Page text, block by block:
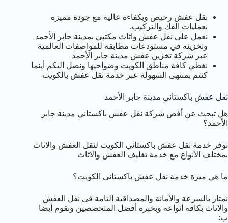
نقل عفش رخيص وبكفاءة عالية مع جودة مميزة
بعمليات الفك والتركيب.
نعمل على نقل عفش واثاث مكتبي بمدينة جابر الأحمد
وتخزينه في مستودعات مطابقة للمواصفات العالمية
عبر شركة تخزين عفش مدينة جابر الأحمد
نغطي كافة مناطق الكويت وضواحيها ونصل اليكم أينما
كنتم بمنتهى السهولة عبر خدمة نقل عفش بالكويت
نقل عفش باكستاني مدينة جابر الأحمد
هل تبحث عن أفض شركة نقل عفش باكستاني مدينة جابر
الأحمد؟
نوفر خدمة نقل عفش باكستاني الكويت لنقل العفش والاثاث
بمختلف الأنواع مع خدمة تغليف العفش والاثاث
ما هي ميزة خدمة نقل عفش باكستاني الكويت؟
نمتاز بالسرعة والأمانة والمصداقية التامة في نقل العفش
والاثاث بكافة أنواعه وبخبرة أفضل المتخصصين ونقوم أيضا
ب: